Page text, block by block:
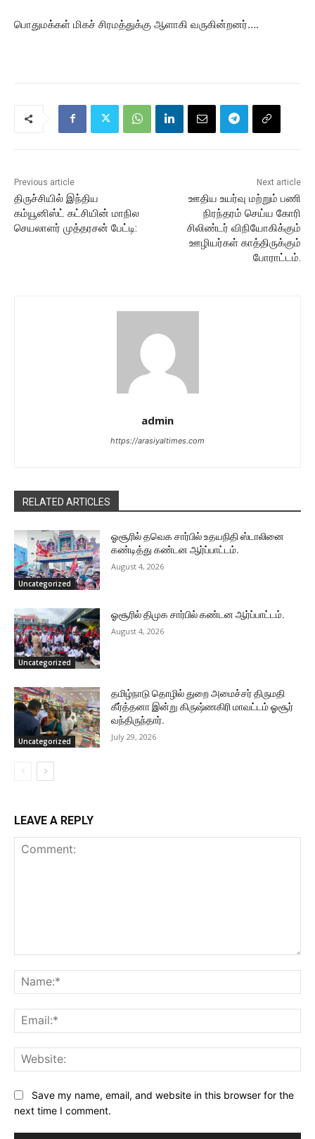
பொதுமக்கள் மிகச் சிரமத்துக்கு ஆளாகி வருகின்றனர்….
Previous article
திருச்சியில் இந்திய
கம்யூனிஸ்ட் கட்சியின் மாநில
செயலாளர் முத்தரசன் பேட்டி:
Next article
ஊதிய உயர்வு மற்றும் பணி
நிரந்தரம் செய்ய கோரி
சிலிண்டர் விநியோகிக்கும்
ஊழியர்கள் காத்திருக்கும்
போராட்டம்.
admin
https://arasiyaltimes.com
RELATED ARTICLES
Uncategorized
ஓசூரில் தவெக சார்பில் உதயநிதி ஸ்டாலினை
கண்டித்து கண்டன ஆர்ப்பாட்டம்.
August 4, 2026
Uncategorized
ஓசூரில் திமுக சார்பில் கண்டன ஆர்ப்பாட்டம்.
August 4, 2026
Uncategorized
தமிழ்நாடு தொழில் துறை அமைச்சர் திருமதி
கீர்த்தனா இன்று கிருஷ்ணகிரி மாவட்டம் ஓசூர்
வந்திருந்தார்.
July 29, 2026
LEAVE A REPLY
Save my name, email, and website in this browser for the
next time I comment.